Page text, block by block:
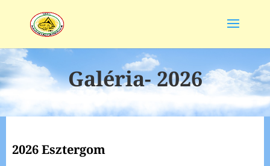
Galéria- 2026
2026 Esztergom